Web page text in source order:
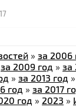
17
» за 2006
за 2009 год » за
» за 2013 год »
год » за 2017
год » 2023 »